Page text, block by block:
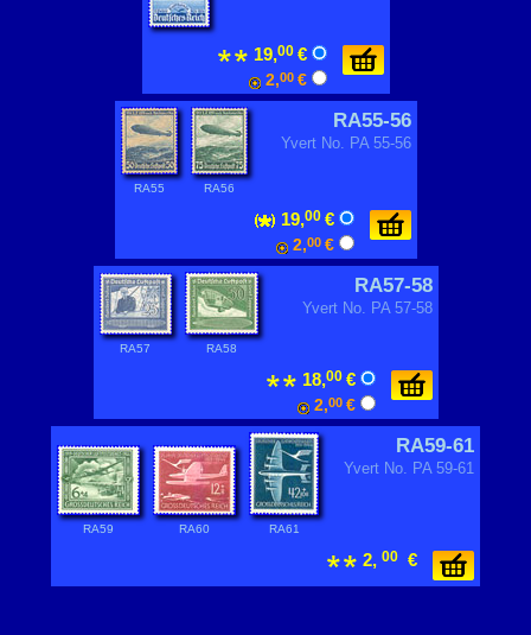
19,00 €
2,00 €
RA55-56
Yvert No. PA 55-56
RA55 RA56
19,00 €
2,00 €
RA57-58
Yvert No. PA 57-58
RA57 RA58
18,00 €
2,00 €
RA59-61
Yvert No. PA 59-61
RA59 RA60 RA61
2, 00 €